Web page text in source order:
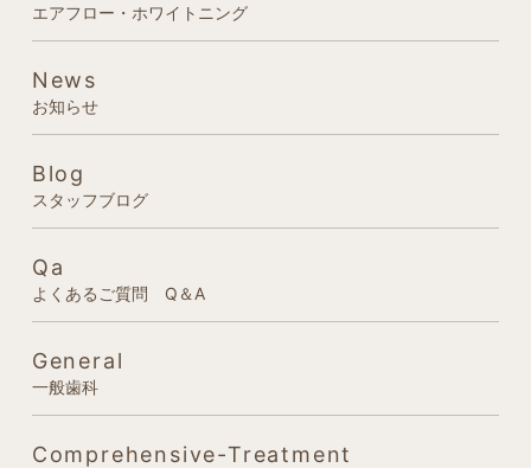
エアフロー・ホワイトニング
News
お知らせ
Blog
スタッフブログ
Qa
よくあるご質問 Q＆A
General
一般歯科
Comprehensive-Treatment